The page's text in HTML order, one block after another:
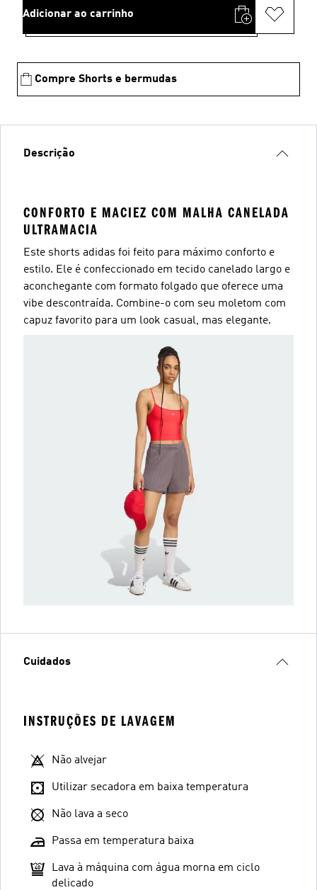
Adicionar ao carrinho
Compre Shorts e bermudas
Descrição
CONFORTO E MACIEZ COM MALHA CANELADA
ULTRAMACIA
Este shorts adidas foi feito para máximo conforto e
estilo. Ele é confeccionado em tecido canelado largo e
aconchegante com formato folgado que oferece uma
vibe descontraída. Combine-o com seu moletom com
capuz favorito para um look casual, mas elegante.
Cuidados
INSTRUÇÕES DE LAVAGEM
Não alvejar
Utilizar secadora em baixa temperatura
Não lava a seco
Passa em temperatura baixa
Lava à máquina com água morna em ciclo
delicado